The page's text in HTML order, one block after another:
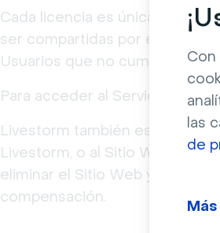
las
de
Cada licencia es única para
ser compartidas por el
Usuarios que no cumplan esta
Para acceder al Servicio
Livestorm también es libre en
Livestorm, o al Sitio Web,
eliminar el Sitio Web y
compensación.